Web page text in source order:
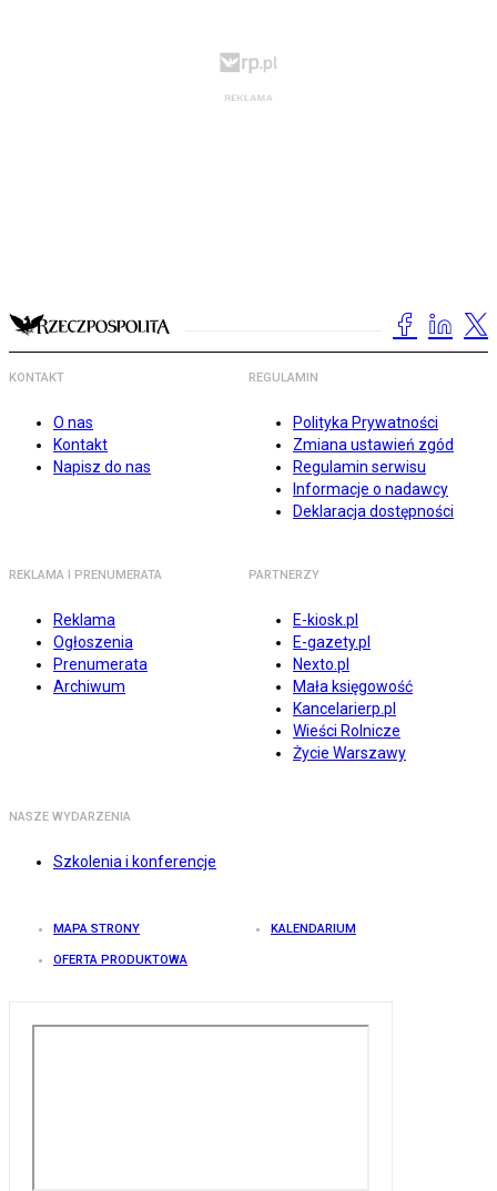
KONTAKT
O nas
Kontakt
Napisz do nas
REGULAMIN
Polityka Prywatności
Zmiana ustawień zgód
Regulamin serwisu
Informacje o nadawcy
Deklaracja dostępności
REKLAMA I PRENUMERATA
Reklama
Ogłoszenia
Prenumerata
Archiwum
PARTNERZY
E-kiosk.pl
E-gazety.pl
Nexto.pl
Mała księgowość
Kancelarierp.pl
Wieści Rolnicze
Życie Warszawy
NASZE WYDARZENIA
Szkolenia i konferencje
MAPA STRONY KALENDARIUM
OFERTA PRODUKTOWA